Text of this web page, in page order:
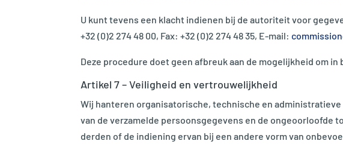
U kunt tevens een klacht indienen bij de autoriteit voor
+32 (0)2 274 48 00, Fax: +32 (0)2 274 48 35, E-mail:
Deze procedure doet geen afbreuk aan de mogelijkheid om
Artikel 7 – Veiligheid en vertrouwelijkheid
Wij hanteren organisatorische, technische en
van de verzamelde persoonsgegevens en de ongeoorloofde
derden of de indiening ervan bij een andere vorm van